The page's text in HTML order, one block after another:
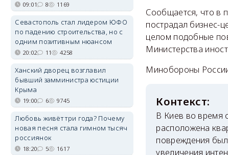
Сообщается, что в
пострадал бизнес-
целом подобные
Министерства
Минобороны
В Киев во время
расположена
повреждения
увеличения
09:01 8 1169
Севастополь стал лидером ЮФО
по падению строительства, но с
одним позитивным нюансом
20:02 11 4258
Ханский дворец возглавил
бывший замминистра юстиции
Крыма
19:00 6 9745
Любовь живёт три года? Почему
новая песня стала гимном тысяч
россиянок
18:20 5 1617